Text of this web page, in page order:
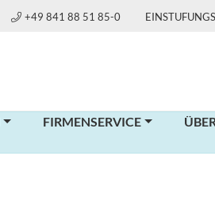
+49 841 88 51 85-0
FIRMENSERVICE